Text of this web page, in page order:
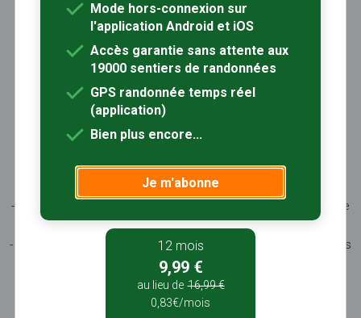
Inscription / Connexion
Abonnement Rando+ Calendrier randos
Sites partenaires Contactez-nous
Sentiers-en-France, grâce aux nombreux circuits de
- les spécificités des terroirs (sites et milieux naturels,
patrimoine …)
- les producteurs locaux et les artisans, garants du savoir-faire
et du patrimoine
- ceux qui œuvrent à faire connaître tout ce patrimoine par des
manifestations culturelles
- ceux qui accueillent les touristes dans leur hébergement, à
leur table
Mode hors-connexion sur
l'application Android et iOS
Accès garantie sans attente aux
19000 sentiers de randonnées
GPS randonnée temps réel
(application)
Bien plus encore...
Je m'abonne
12 mois
9,99 €
au lieu de 16,99 €
0,83€/mois